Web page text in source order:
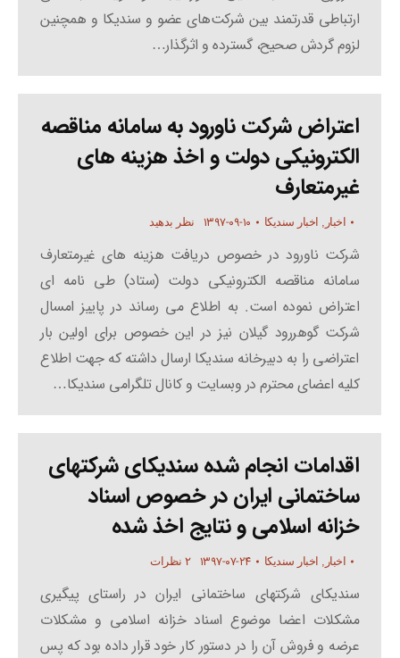
ارتباطی قدرتمند بین شرکت‌های عضو و سندیکا و همچنین
لزوم گردش صحیح، گسترده و اثرگذار…
اعتراض شرکت ناورود به سامانه مناقصه
الکترونیکی دولت و اخذ هزینه های
غیرمتعارف
اخبار , اخبار سندیکا ۱۳۹۷-۰۹-۱۰ نظر بدهید
شرکت ناورود در خصوص دریافت هزینه های غیرمتعارف
سامانه مناقصه الکترونیکی دولت (ستاد) طی نامه ای
اعتراض نموده است. به اطلاع می رساند در پاییز امسال
شرکت گوهررود گیلان نیز در این خصوص برای اولین بار
اعتراضی را به دبیرخانه سندیکا ارسال داشته که جهت اطلاع
کلیه اعضای محترم در وبسایت و کانال تلگرامی سندیکا…
اقدامات انجام شده سندیکای شرکتهای
ساختمانی ایران در خصوص اسناد
خزانه اسلامی و نتایج اخذ شده
اخبار , اخبار سندیکا ۱۳۹۷-۰۷-۲۴ ۲ نظرات
سندیکای شرکتهای ساختمانی ایران در راستای پیگیری
مشکلات اعضا موضوع اسناد خزانه اسلامی و مشکلات
عرضه و فروش آن را در دستور کار خود قرار داده بود که پس